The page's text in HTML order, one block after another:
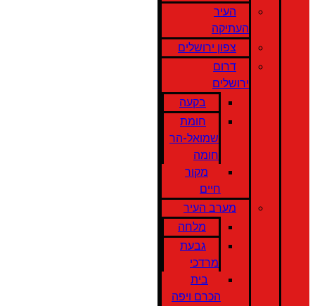
העיר
העתיקה
צפון ירושלים
דרום
ירושלים
בקעה
חומת
שמואל-הר
חומה
מקור
חיים
מערב העיר
מלחה
גבעת
מרדכי
בית
הכרם ויפה